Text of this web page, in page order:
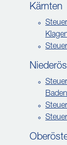
Kärnten
Baden